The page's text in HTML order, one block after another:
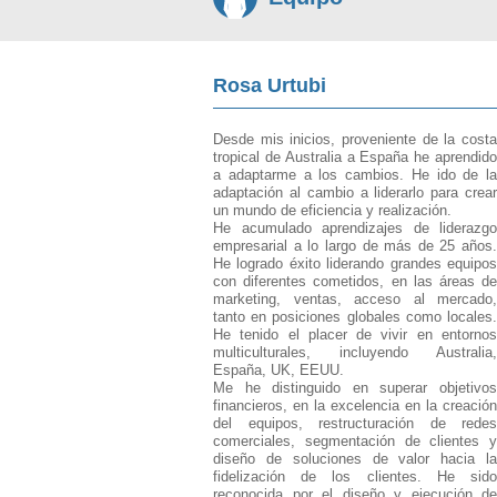
Rosa Urtubi
Desde mis inicios, proveniente de la costa
tropical de Australia a España he aprendido
a adaptarme a los cambios. He ido de la
adaptación al cambio a liderarlo para crear
un mundo de eficiencia y realización.
He acumulado aprendizajes de liderazgo
empresarial a lo largo de más de 25 años.
He logrado éxito liderando grandes equipos
con diferentes cometidos, en las áreas de
marketing, ventas, acceso al mercado,
tanto en posiciones globales como locales.
He tenido el placer de vivir en entornos
multiculturales, incluyendo Australia,
España, UK, EEUU.
Me he distinguido en superar objetivos
financieros, en la excelencia en la creación
del equipos, restructuración de redes
comerciales, segmentación de clientes y
diseño de soluciones de valor hacia la
fidelización de los clientes. He sido